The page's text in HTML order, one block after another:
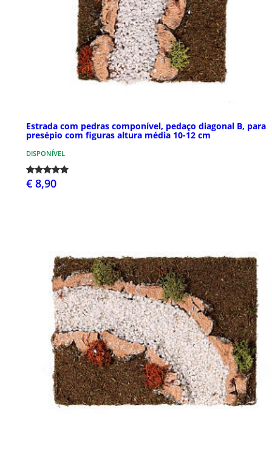
Estrada com pedras componível, pedaço diagonal B, para
presépio com figuras altura média 10-12 cm
DISPONÍVEL
€ 8,90